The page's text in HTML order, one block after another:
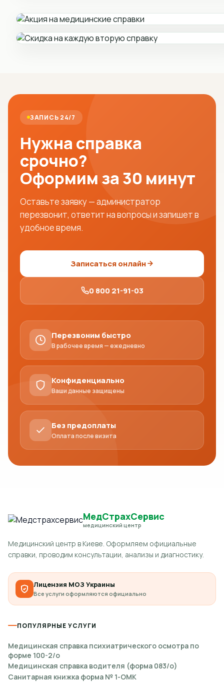
ЗАПИСЬ 24/7
Нужна справка
срочно?
Оформим за 30 минут
Оставьте заявку — администратор
перезвонит, ответит на вопросы и запишет в
удобное время.
Записаться онлайн
0 800 21-91-03
Перезвоним быстро
В рабочее время — ежедневно
Конфиденциально
Ваши данные защищены
Без предоплаты
Оплата после визита
МедСтрахСервис
медицинский центр
Медицинский центр в Киеве. Оформляем официальные
справки, проводим консультации, анализы и диагностику.
Лицензия МОЗ Украины
Все услуги оформляются официально
ПОПУЛЯРНЫЕ УСЛУГИ
Медицинская справка психиатрического осмотра по
форме 100-2/о
Медицинская справка водителя (форма 083/о)
Санитарная книжка форма № 1-ОМК